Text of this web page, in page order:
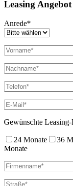
Leasing
Anrede*
Gewünschte
24 Monate 36
Monate